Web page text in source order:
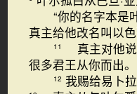
“你的名字本是
真主给他改名叫以色
11
真主对他
很多君王从你而出。
12 我赐给易卜